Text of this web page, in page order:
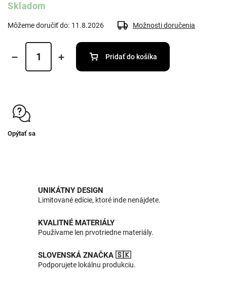
Skladom
Môžeme doručiť do: 11.8.2026 Možnosti doručenia
Pridať do košíka
Opýtať sa
UNIKÁTNY DESIGN
Limitované edície, ktoré inde nenájdete.
KVALITNÉ MATERIÁLY
Používame len prvotriedne materiály.
SLOVENSKÁ ZNAČKA 🇸🇰
Podporujete lokálnu produkciu.